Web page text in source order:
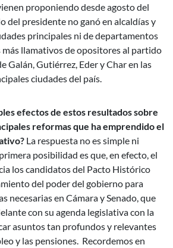
proponiendo desde agosto del
del presidente no ganó en alcaldías y
principales ni de departamentos
llamativos de opositores al partido
Galán, Gutiérrez, Eder y Char en las
ciudades del país.
efectos de estos resultados sobre
reformas que ha emprendido el
La respuesta no es simple ni
posibilidad es que, en efecto, el
los candidatos del Pacto Histórico
del poder del gobierno para
necesarias en Cámara y Senado, que
con su agenda legislativa con la
asuntos tan profundos y relevantes
y las pensiones. Recordemos en